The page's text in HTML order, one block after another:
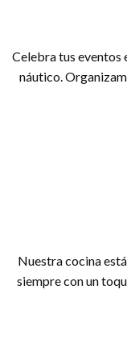
Celebra tus eventos
náutico.
Nuestra cocina
siempre con un